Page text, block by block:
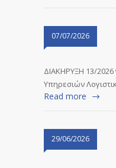
07/07/2026
ΔΙΑΚΗΡΥΞΗ 13/2026
Υπηρεσιών
Read more
29/06/2026